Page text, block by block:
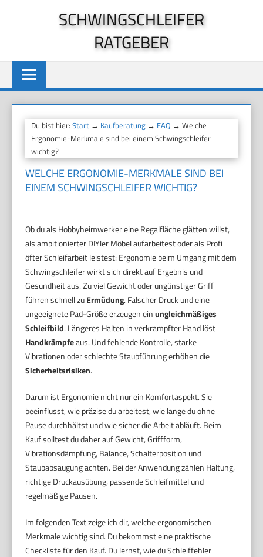
SCHWINGSCHLEIFER
RATGEBER
Du bist hier:Start → Kaufberatung → FAQ → Welche
Ergonomie-Merkmale sind bei einem Schwingschleifer
wichtig?
WELCHE ERGONOMIE-MERKMALE SIND BEI
EINEM SCHWINGSCHLEIFER WICHTIG?
Ob du als Hobbyheimwerker eine Regalfläche glätten willst,
als ambitionierter DIYler Möbel aufarbeitest oder als Profi
öfter Schleifarbeit leistest: Ergonomie beim Umgang mit dem
Schwingschleifer wirkt sich direkt auf Ergebnis und
Gesundheit aus. Zu viel Gewicht oder ungünstiger Griff
führen schnell zuErmüdung. Falscher Druck und eine
ungeeignete Pad-Größe erzeugen einungleichmäßiges
Schleifbild. Längeres Halten in verkrampfter Hand löst
Handkrämpfeaus. Und fehlende Kontrolle, starke
Vibrationen oder schlechte Staubführung erhöhen die
Sicherheitsrisiken.
Darum ist Ergonomie nicht nur ein Komfortaspekt. Sie
beeinflusst, wie präzise du arbeitest, wie lange du ohne
Pause durchhältst und wie sicher die Arbeit abläuft. Beim
Kauf solltest du daher auf Gewicht, Griffform,
Vibrationsdämpfung, Balance, Schalterposition und
Staubabsaugung achten. Bei der Anwendung zählen Haltung,
richtige Druckausübung, passende Schleifmittel und
regelmäßige Pausen.
Im folgenden Text zeige ich dir, welche ergonomischen
Merkmale wichtig sind. Du bekommst eine praktische
Checkliste für den Kauf. Du lernst, wie du Schleiffehler